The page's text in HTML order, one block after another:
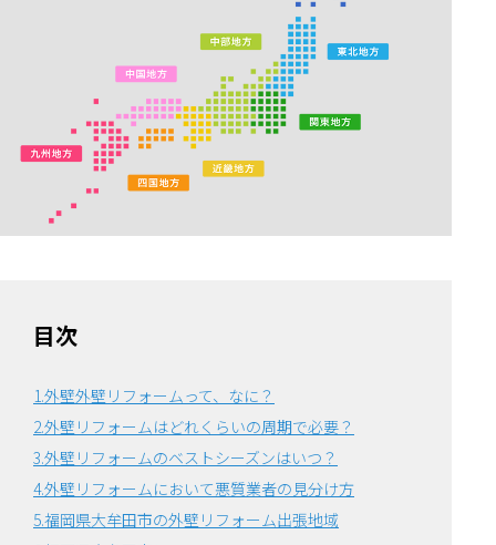
目次
1.外壁外壁リフォームって、なに？
2.外壁リフォームはどれくらいの周期で必要？
3.外壁リフォームのベストシーズンはいつ？
4.外壁リフォームにおいて悪質業者の見分け方
5.福岡県大牟田市の外壁リフォーム出張地域